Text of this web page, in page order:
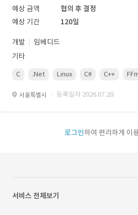
예상 금액
협의 후 결정
예상 기간
120일
개발
임베디드
기타
C .Net Linux C# C++
서울특별시 · 등록일자 2026.07.28.
로그인하여 편리하게 이
서비스 전체보기